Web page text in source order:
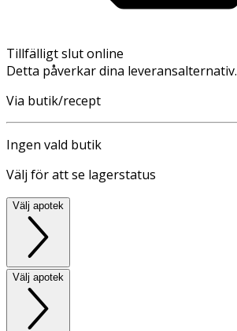
Tillfälligt slut online
Detta påverkar dina leveransalternativ.
Via butik/recept
Ingen vald butik
Välj för att se lagerstatus
Välj apotek
Välj apotek